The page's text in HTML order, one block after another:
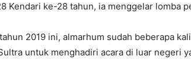
Kendari ke-28 tahun, ia menggelar lomba
2019 ini, almarhum sudah beberapa
untuk menghadiri acara di luar negeri